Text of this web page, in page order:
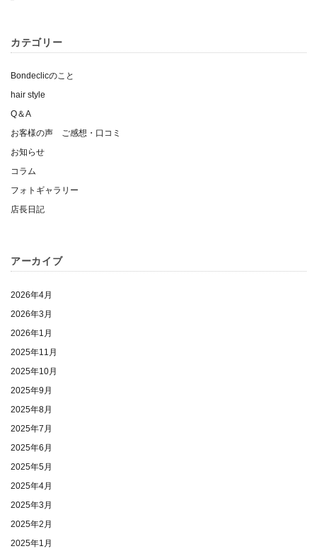
カテゴリー
Bondeclicのこと
hair style
Q＆A
お客様の声 ご感想・口コミ
お知らせ
コラム
フォトギャラリー
店長日記
アーカイブ
2026年4月
2026年3月
2026年1月
2025年11月
2025年10月
2025年9月
2025年8月
2025年7月
2025年6月
2025年5月
2025年4月
2025年3月
2025年2月
2025年1月